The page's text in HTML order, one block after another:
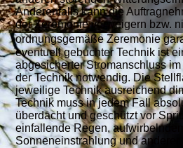
Anderenfalls kann die
der Zeremonie verweigern bzw.
ordnungsgemäße Zeremonie
eventuell gebuchter Technik ist
abgesicherter Stromanschluss
der Technik notwendig. Die
jeweilige Technik ausreichend
Technik muss in jedem Fall
überdacht und geschützt vor
einfallende Regen,
Sonneneinstrahlung und anderer